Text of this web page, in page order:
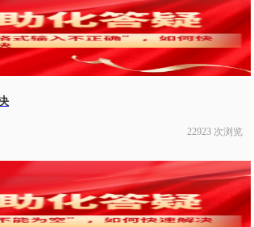
22923 次浏览